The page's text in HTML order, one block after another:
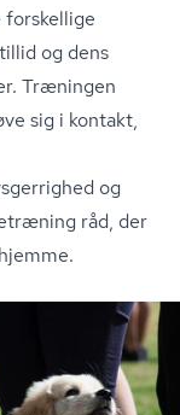
forskellige
og dens
Træningen
sig i kontakt,
og
råd, der